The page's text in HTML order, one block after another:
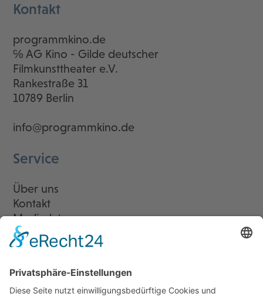
Kontakt
programmkino.de
℅ AG Kino - Gilde deutscher
Filmkunsttheater e.V.
Rankestraße 31
10789 Berlin
info@programmkino.de
Service
Über uns
Kontakt
Mediadaten
Newsletter
LogIn
Legal